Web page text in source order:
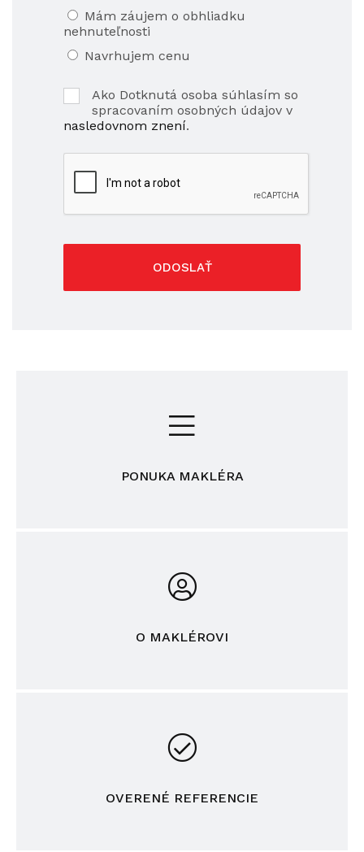
Mám záujem o obhliadku
nehnuteľnosti
Navrhujem cenu
Ako Dotknutá osoba súhlasím so
spracovaním osobných údajov v
nasledovnom znení.
ODOSLAŤ
PONUKA MAKLÉRA
O MAKLÉROVI
OVERENÉ REFERENCIE